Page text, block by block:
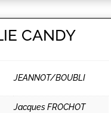
CANDY
JEANNOT/BOUBLI
Jacques FROCHOT